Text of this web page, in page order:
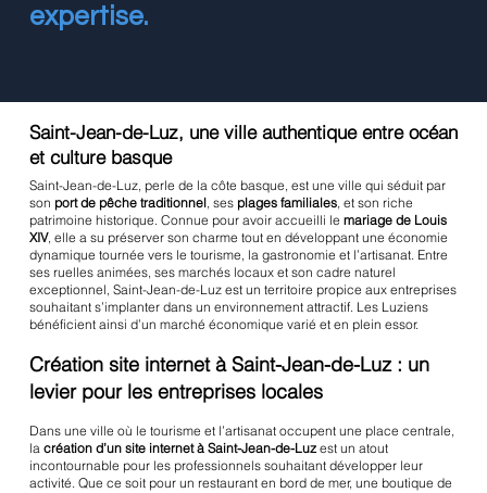
expertise.
Saint-Jean-de-Luz, une ville authentique entre océan
et culture basque
Saint-Jean-de-Luz, perle de la côte basque, est une ville qui séduit par
son port de pêche traditionnel, ses plages familiales, et son riche
patrimoine historique. Connue pour avoir accueilli lemariage de Louis
XIV, elle a su préserver son charme tout en développant une économie
dynamique tournée vers le tourisme, la gastronomie et l’artisanat. Entre
ses ruelles animées, ses marchés locaux et son cadre naturel
exceptionnel, Saint-Jean-de-Luz est un territoire propice aux entreprises
souhaitant s’implanter dans un environnement attractif. Les Luziens
bénéficient ainsi d’un marché économique varié et en plein essor.
Création site internet à Saint-Jean-de-Luz : un
levier pour les entreprises locales
Dans une ville où le tourisme et l’artisanat occupent une place centrale,
lacréation d’un site internet à Saint-Jean-de-Luzest un atout
incontournable pour les professionnels souhaitant développer leur
activité. Que ce soit pour un restaurant en bord de mer, une boutique de